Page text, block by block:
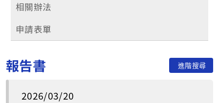
相關辦法
申請表單
報告書 進階搜尋
2026/03/20